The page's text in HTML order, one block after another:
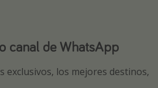
canal de WhatsApp
exclusivos, los mejores destinos,
nuestros chollazos
canal de Telegram!
seleccionadas para ti por nuestros